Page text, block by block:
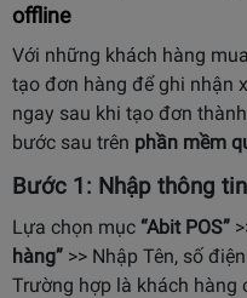
offline
Với những khách hàng
tạo đơn hàng để ghi nhận
ngay sau khi tạo đơn
bước sau trên phần mềm
Bước 1: Nhập thông
Lựa chọn mục “Abit POS”
hàng” >> Nhập Tên, số
Trường hợp là khách hàng